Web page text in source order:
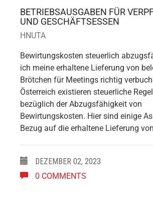
BETRIEBSAUSGABEN FÜR
UND GESCHÄFTSESSEN
HNUTA
Bewirtungskosten steuerlich
ich meine erhaltene Lieferung von
Brötchen für Meetings richtig
Österreich existieren steuerliche
bezüglich der Abzugsfähigkeit von
Bewirtungskosten. Hier sind einige
Bezug auf die erhaltene Lieferung
DEZEMBER 02, 2023
0 COMMENTS